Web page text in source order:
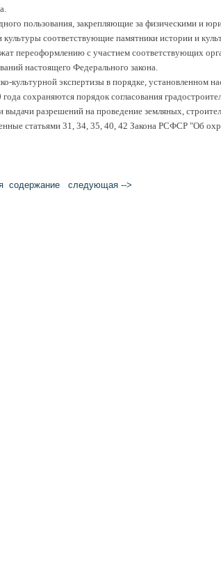
пользования, закрепляющие за физическими и
культуры соответствующие памятники истории и
переоформлению с участием соответствующих
настоящего Федерального закона.
культурной экспертизы в порядке, установленном
сохраняются порядок согласования
выдачи разрешений на проведение земляных,
статьями 31, 34, 35, 40, 42 Закона РСФСР "Об
cодержание следующая -->